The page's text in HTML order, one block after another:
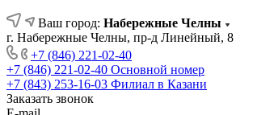
Ваш город: Набережные Челны
г. Набережные Челны, пр-д Линейный, 8
+7 (846) 221-02-40
+7 (846) 221-02-40 Основной номер
+7 (843) 253-16-03 Филиал в Казани
Заказать звонок